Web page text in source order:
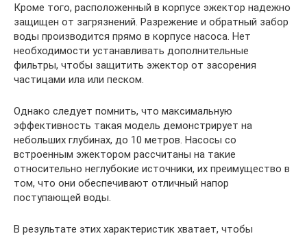
Кроме того, расположенный в корпусе эжектор надежно
защищен от загрязнений. Разрежение и обратный забор
воды производится прямо в корпусе насоса. Нет
необходимости устанавливать дополнительные
фильтры, чтобы защитить эжектор от засорения
частицами ила или песком.
Однако следует помнить, что максимальную
эффективность такая модель демонстрирует на
небольших глубинах, до 10 метров. Насосы со
встроенным эжектором рассчитаны на такие
относительно неглубокие источники, их преимущество в
том, что они обеспечивают отличный напор
поступающей воды.
В результате этих характеристик хватает, чтобы